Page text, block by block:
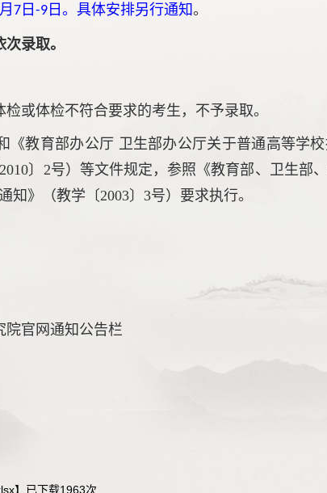
月7 日-9 日。具体安排另行通知。
录取。
或体检不符合要求的考生，不予录取。
《教育部办公厅 卫生部办公厅关于普通高等学
〕2号）等文件规定，参照《教育部、卫生部
》（教学〔2003〕3号）要求执行。
院官网通知公告栏
】已下载1963次